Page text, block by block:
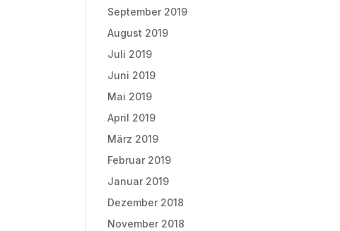
September 2019
August 2019
Juli 2019
Juni 2019
Mai 2019
April 2019
März 2019
Februar 2019
Januar 2019
Dezember 2018
November 2018